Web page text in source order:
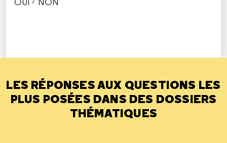
LES RÉPONSES AUX QUESTIONS LES
PLUS POSÉES DANS DES DOSSIERS
THÉMATIQUES